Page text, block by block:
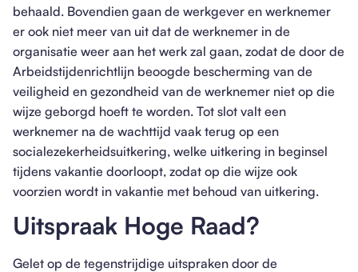
behaald. Bovendien gaan de werkgever en werknemer
er ook niet meer van uit dat de werknemer in de
organisatie weer aan het werk zal gaan, zodat de door de
Arbeidstijdenrichtlijn beoogde bescherming van de
veiligheid en gezondheid van de werknemer niet op die
wijze geborgd hoeft te worden. Tot slot valt een
werknemer na de wachttijd vaak terug op een
socialezekerheidsuitkering, welke uitkering in beginsel
tijdens vakantie doorloopt, zodat op die wijze ook
voorzien wordt in vakantie met behoud van uitkering.
Uitspraak Hoge Raad?
Gelet op de tegenstrijdige uitspraken door de